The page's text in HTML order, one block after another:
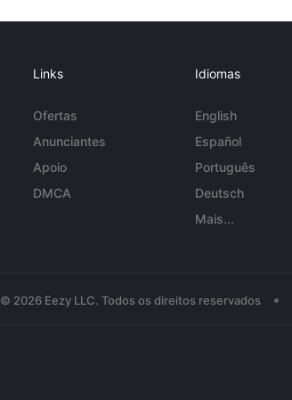
Links
Ofertas
Anunciantes
Apoio
DMCA
Idiomas
English
Español
Português
Deutsch
Mais...
© 2026 Eezy LLC. Todos os direitos reservados •